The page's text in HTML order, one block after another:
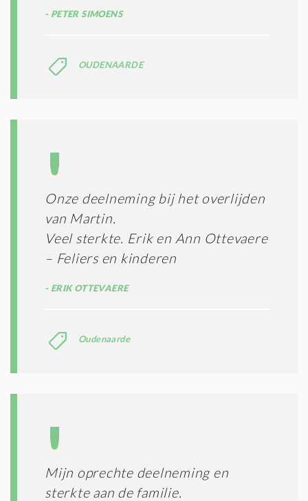
PETER SIMOENS
OUDENAARDE
Onze deelneming bij het overlijden
van Martin.
Veel sterkte. Erik en Ann Ottevaere
– Feliers en kinderen
ERIK OTTEVAERE
Oudenaarde
Mijn oprechte deelneming en
sterkte aan de familie.